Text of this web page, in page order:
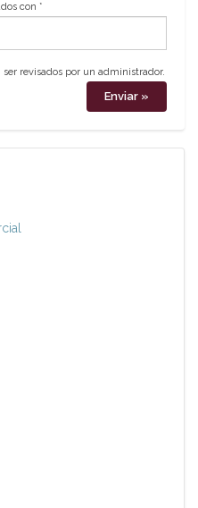
con *
revisados por un administrador.